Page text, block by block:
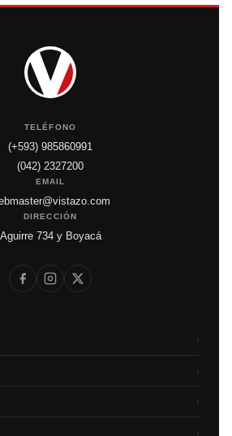
TELÉFONO
(+593) 985860991
(042) 2327200
EMAIL
DIRECCIÓN
Aguirre 734 y Boyacá
›
›
›
›